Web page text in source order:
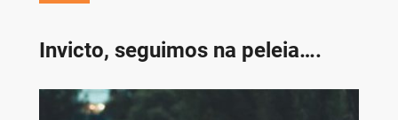
Invicto, seguimos na peleia….